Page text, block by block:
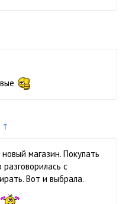
↑
магазин. Покупать
с
Вот и выбрала.